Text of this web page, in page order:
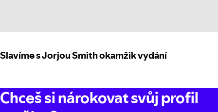
Slavíme s Jorjou Smith okamžik vydání
Chceš si nárokovat svůj profil